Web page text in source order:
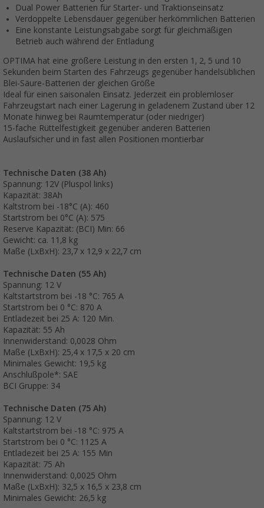
Dual Power Batterien für Starter- und Traktionseinsatz
Verdoppelte Lebensdauer gegenüber herkömmlichen Batterien
Eine konstante Leistungsabgabe sorgt für gleichmäßigen
Betrieb auch während der Entladung
OPTIMA hat eine größere Leistung in den ersten 1, 2, 5 und 10
Sekunden beim Starten des Fahrzeugs gegenüber handelsüblichen
Blei-Säure-Batterien der gleichen Größe
Ideal für einen saisonalen Einsatz. Jederzeit ein problemloser
Fahrzeugstart nach einer Lagerung in geladenem Zustand über 12
Monate hinweg bei Raumtemperatur (oder niedriger)
15-fache Rüttelfestigkeit gegenüber anderen Batterien
Auslaufsicher und in fast allen Positionen montierbar
Technische Daten (38 Ah)
Spannung: 12V (Pluspol links)
Kapazität: 38Ah
Kaltstrom bei -18°C (A): 460
Startstrom bei 0°C (A): 575
Reserve Kapazität: (BCI) Min: 66
Gewicht: ca. 11,8 kg
Maße (LxBxH): 23,7 x 12,9 x 22,7 cm
Technische Daten (55 Ah)
Spannung: 12 V
Kaltstartstrom bei -18 °C: 765 A
Startstrom bei 0 °C: 870 A
Entladezeit bei 25 A: 120 Min.
Kapazität: 55 Ah
Innenwiderstand: 0,0028 Ohm
Maße (LxBxH): 25,4 x 17,5 x 20 cm
Minimales Gewicht: 19,5 kg
Anschlußpole*: SAE
BCI Gruppe: 34
Technische Daten (75 Ah)
Spannung: 12 V
Kaltstartstrom bei -18 °C: 975 A
Startstrom bei 0 °C: 1125 A
Entladezeit bei 25 A: 155 Min
Kapazität: 75 Ah
Innenwiderstand: 0,0025 Ohm
Maße (LxBxH): 32,5 x 16,5 x 23,8 cm
Minimales Gewicht: 26,5 kg